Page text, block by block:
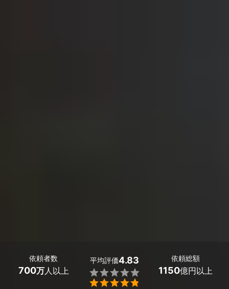
依頼者数
700万人以上
平均評価4.83


依頼総額
1150億円以上